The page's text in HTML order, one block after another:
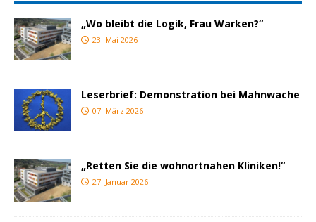
„Wo bleibt die Logik, Frau Warken?“
23. Mai 2026
Leserbrief: Demonstration bei Mahnwache
07. März 2026
„Retten Sie die wohnortnahen Kliniken!“
27. Januar 2026